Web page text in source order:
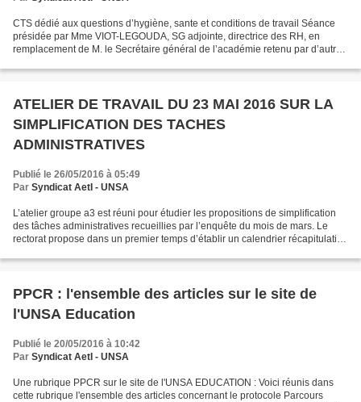
CTS dédié aux questions d’hygiène, sante et conditions de travail Séance
présidée par Mme VIOT-LEGOUDA, SG adjointe, directrice des RH, en
remplacement de M. le Secrétaire général de l’académie retenu par d’autres
ATELIER DE TRAVAIL DU 23 MAI 2016 SUR LA
SIMPLIFICATION DES TACHES
ADMINISTRATIVES
Publié le 26/05/2016 à 05:49
Par Syndicat AetI - UNSA
L’atelier groupe a3 est réuni pour étudier les propositions de simplification
des tâches administratives recueillies par l’enquête du mois de mars. Le
rectorat propose dans un premier temps d’établir un calendrier récapitulatif
PPCR : l'ensemble des articles sur le site de
l'UNSA Education
Publié le 20/05/2016 à 10:42
Par Syndicat AetI - UNSA
Une rubrique PPCR sur le site de l'UNSA EDUCATION : Voici réunis dans
cette rubrique l'ensemble des articles concernant le protocole Parcours